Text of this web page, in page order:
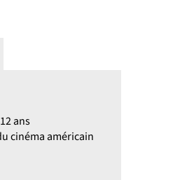
ans
cinéma américain